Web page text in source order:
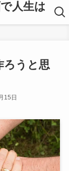
人生は
ろうと思
15日